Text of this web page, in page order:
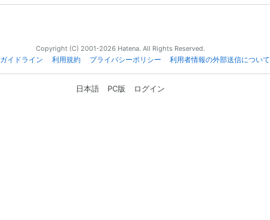
Copyright (C) 2001-2026 Hatena. All Rights Reserved.
ガイドライン 利用規約 プライバシーポリシー 利用者情報の外部送信について
日本語 PC版 ログイン